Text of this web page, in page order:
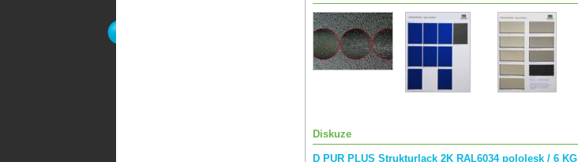
Diskuze
D PUR PLUS Strukturlack 2K RAL6034 pololesk / 6 KG